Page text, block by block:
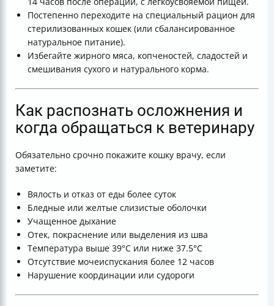
Постепенно переходите на специальный рацион для
стерилизованных кошек (или сбалансированное
натуральное питание).
Избегайте жирного мяса, копченостей, сладостей и
смешивания сухого и натурального корма.
Как распознать осложнения и
когда обращаться к ветеринару
Обязательно срочно покажите кошку врачу, если
заметите:
Вялость и отказ от еды более суток
Бледные или желтые слизистые оболочки
Учащенное дыхание
Отек, покраснение или выделения из шва
Температура выше 39°C или ниже 37.5°C
Отсутствие мочеиспускания более 12 часов
Нарушение координации или судороги